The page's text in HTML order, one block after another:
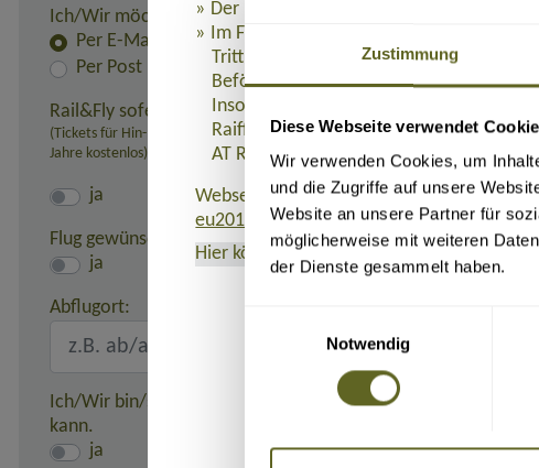
Zustimmung
Diese Webseite verwendet
Wir verwenden Cookies, um
und die Zugriffe auf unsere
Website an unsere Partner für
möglicherweise mit weiteren
der Dienste gesammelt haben.
Notwendig
Ich/Wir möchte(n) die Rechnung und alle Unterlagen erhalten:
Per E-Mail
Per Post
Rail&Fly sofern möglich (nur innerhalb Deutschlands):
(Tickets für Hin- und Rückfahrt erhältlich. Pro Person: 99,- Euro bei Buchung
Jahre kostenlos)
ja
Flug gewünscht:
ja
Abflugort:
Ich/Wir bin/sind damit einverstanden, dass meine/unsere
kann.
ja
Der Reiseveranstalter leistet dem
Im Fall der Insolvenz des
Tritt die Insolvenz des
Beförderung Bestandteil der
Insolvenzabsicherung mit R+V
Raiffeisenplatz 1, 65189 Wiesbaden,
AT REISEN GmbH verweigert werden.
Webseite, auf der die Richtlinie (EU)
eu2015-2302.de.
Hier können Sie das Formblatt